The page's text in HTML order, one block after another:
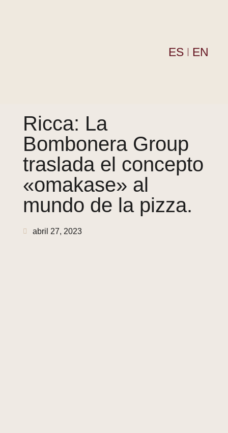
ES EN
Ricca: La
Bombonera Group
traslada el concepto
«omakase» al
mundo de la pizza.
abril 27, 2023